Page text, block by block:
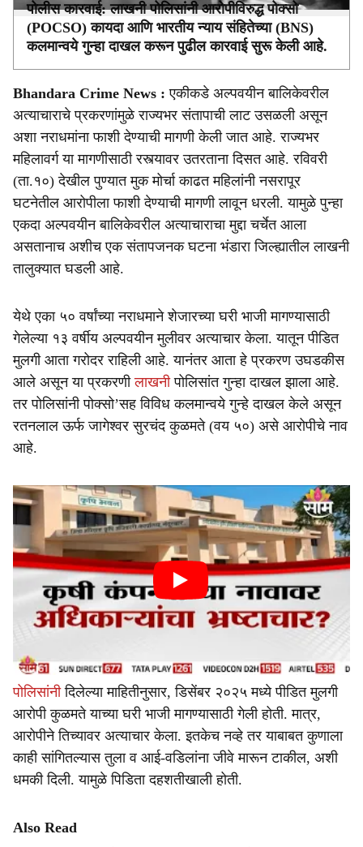
पोलीस कारवाई: लाखनी पोलिसांनी आरोपीविरुद्ध पोक्सो
(POCSO) कायदा आणि भारतीय न्याय संहितेच्या (BNS)
कलमान्वये गुन्हा दाखल करून पुढील कारवाई सुरू केली आहे.
Bhandara Crime News : एकीकडे अल्पवयीन बालिकेवरील
अत्याचाराचे प्रकरणांमुळे राज्यभर संतापाची लाट उसळली असून
अशा नराधमांना फाशी देण्याची मागणी केली जात आहे. राज्यभर
महिलावर्ग या मागणीसाठी रस्त्यावर उतरताना दिसत आहे. रविवरी
(ता.१०) देखील पुण्यात मुक मोर्चा काढत महिलांनी नसरापूर
घटनेतील आरोपीला फाशी देण्याची मागणी लावून धरली. यामुळे पुन्हा
एकदा अल्पवयीन बालिकेवरील अत्याचाराचा मुद्दा चर्चेत आला
असतानाच अशीच एक संतापजनक घटना भंडारा जिल्ह्यातील लाखनी
तालुक्यात घडली आहे.
येथे एका ५० वर्षांच्या नराधमाने शेजारच्या घरी भाजी मागण्यासाठी
गेलेल्या १३ वर्षीय अल्पवयीन मुलीवर अत्याचार केला. यातून पीडित
मुलगी आता गरोदर राहिली आहे. यानंतर आता हे प्रकरण उघडकीस
आले असून या प्रकरणीलाखनीपोलिसांत गुन्हा दाखल झाला आहे.
तर पोलिसांनी पोक्सो’सह विविध कलमान्वये गुन्हे दाखल केले असून
रतनलाल ऊर्फ जागेश्वर सुरचंद कुळमते (वय ५०) असे आरोपीचे नाव
आहे.
पोलिसांनीदिलेल्या माहितीनुसार, डिसेंबर २०२५ मध्ये पीडित मुलगी
आरोपी कुळमते याच्या घरी भाजी मागण्यासाठी गेली होती. मात्र,
आरोपीने तिच्यावर अत्याचार केला. इतकेच नव्हे तर याबाबत कुणाला
काही सांगितल्यास तुला व आई-वडिलांना जीवे मारून टाकील, अशी
धमकी दिली. यामुळे पिडिता दहशतीखाली होती.
Also Read